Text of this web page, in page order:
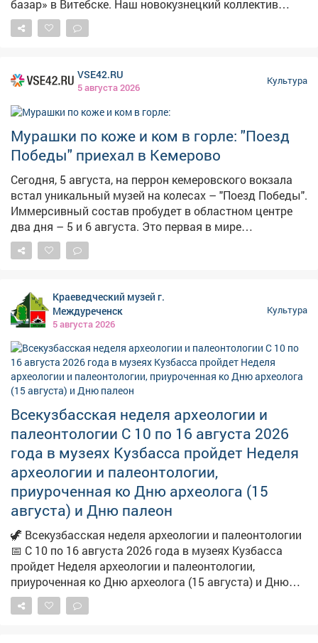
базар» в Витебске. Наш новокузнецкий коллектив
представлял Россию в специальном проекте «Радуга
над Витебском», где соревновались танцоры из
продюсера и главного музыкального редактора
«Первого канала» Марины Андрусенко оценило наших
ребят по достоинству. Итого: 🏆Гран-при в номинации
«народно-стилизованный танец» 🏆два диплома
Лауреата I степени в «эстрадном танце» 🏆
специальный диплом Россотрудничества - за
сохранение национальных традиций. 💪За этой
победой - тысячи часов репетиций, мозолей и веры в
себя. 💯Правду говорят про танцевальное искусство:
«Удивительной силой обладают танцы: ты
открываешь их, а они - тебя». Поздравляю «Ауру» с
победой!🥇
VSE42.RU
5 августа 2026
Культура
Мурашки по коже и ком в горле: "Поезд
Победы" приехал в Кемерово
Сегодня, 5 августа, на перрон кемеровского вокзала
встал уникальный музей на колесах – "Поезд Победы".
Иммерсивный состав пробудет в областном центре
два дня – 5 и 6 августа. Это первая в мире
интерактивная выставка, размещенная в
движущемся железнодорожном составе. Десять
технологий, объемного звука и реалистичных
экспозиций буквально переносят посетителей в
события военных лет.
Краеведческий музей г.
Междуреченск
5 августа 2026
Культура
Всекузбасская неделя археологии и
палеонтологии С 10 по 16 августа 2026
года в музеях Кузбасса пройдет Неделя
археологии и палеонтологии,
приуроченная ко Дню археолога (15
августа) и Дню палеон
🦖 Всекузбасская неделя археологии и палеонтологии
📅 С 10 по 16 августа 2026 года в музеях Кузбасса
пройдет Неделя археологии и палеонтологии,
приуроченная ко Дню археолога (15 августа) и Дню
палеонтолога (16 августа). 🏛 В музеях, где хранятся
уникальные археологические и палеонтологические